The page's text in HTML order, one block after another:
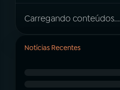
Carregando conteúdos...
Notícias Recentes